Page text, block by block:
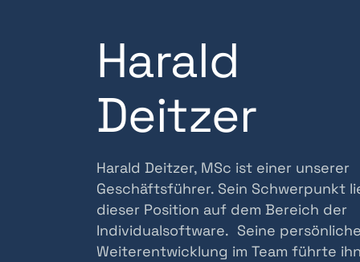
Harald
Deitzer
Harald Deitzer, MSc ist einer unserer
Geschäftsführer. Sein Schwerpunkt
dieser Position auf dem Bereich der
Individualsoftware. Seine
Weiterentwicklung im Team führte